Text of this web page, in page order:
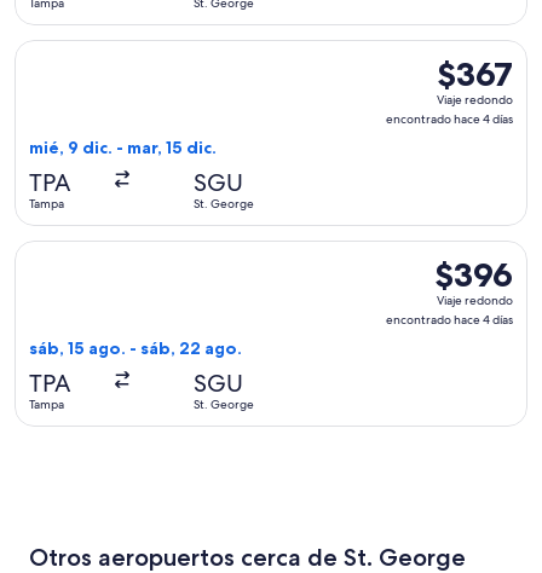
$367
Viaje
redondo,
$367
Viaje redondo
encontrado hace 4 días
mié, 9 dic. - mar, 15 dic.
TPA
Tampa
SGU
St. George
Seleccionar vuelo de American Airlines, con salida el mié,
$396
Viaje
redondo,
$396
Viaje redondo
encontrado hace 4 días
sáb, 15 ago. - sáb, 22 ago.
TPA
Tampa
SGU
St. George
Seleccionar vuelo de Delta, con salida el sáb, 15 ago.
Otros aeropuertos cerca de St. George